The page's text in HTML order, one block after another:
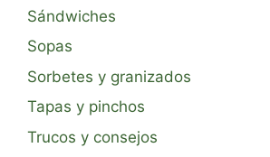
Sándwiches
Sopas
Sorbetes y granizados
Tapas y pinchos
Trucos y consejos